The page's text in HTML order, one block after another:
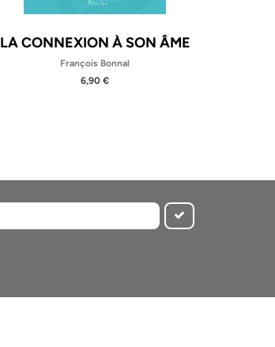
LA CONNEXION À SON ÂME
François Bonnal
6,90 €